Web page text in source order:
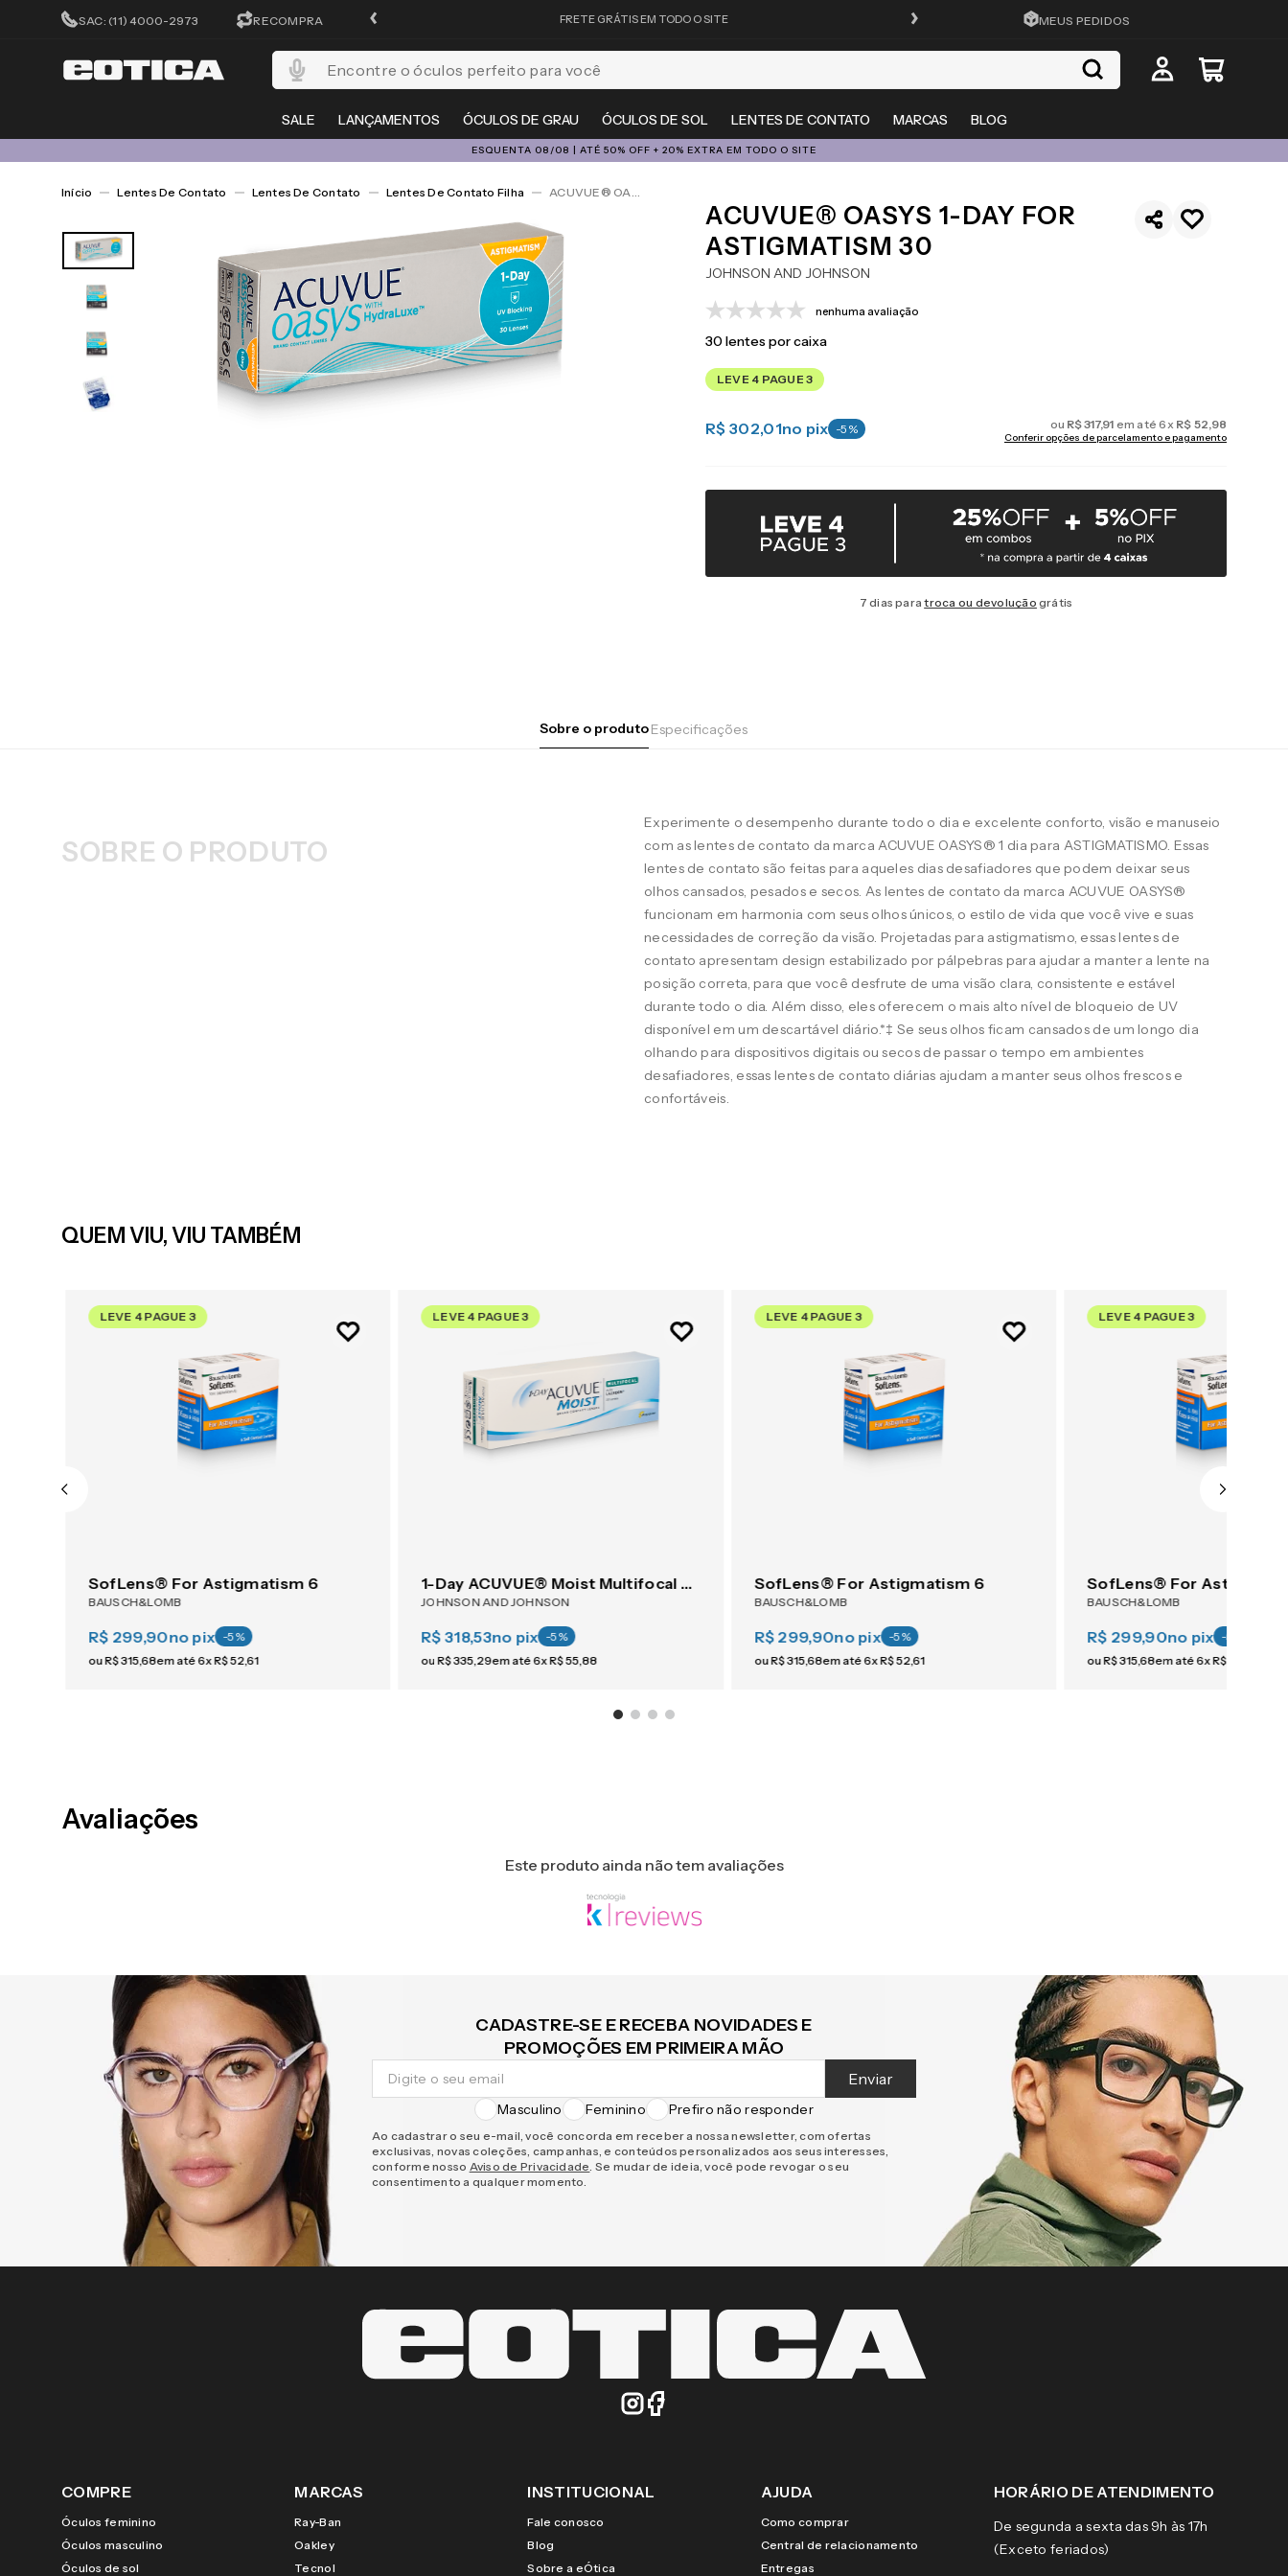
SAC: (11) 4000-2973 RECOMPRA
CADASTRA-SE E GANHE 15%OFF FRETE GRÁTIS EM TODO O SITE ATÉ 10X SEM JUROS
MEUS PEDIDOS
SALE LANÇAMENTOS ÓCULOS DE GRAU ÓCULOS DE SOL LENTES DE CONTATO MARCAS BLOG
Encontre o óculos perfeito para você
ESQUENTA 08/08 | ATÉ 50% OFF + 20% EXTRA EM TODO O SITE
Lentes De Contato Lentes De Contato Lentes De Contato Filha ACUVUE® OASYS 1-Day For Astigmatism 30
ACUVUE® OASYS 1-DAY FOR
ASTIGMATISM 30
JOHNSON AND JOHNSON
nenhuma avaliação
30lentes por caixa
LEVE 4 PAGUE 3
R$ 302,01no pix -5 % ou R$317,91 em até6x R$ 52,98
Conferir opções de parcelamento e pagamento
7 dias paratroca ou devolução grátis
Sobre o produtoEspecificações
SOBRE O PRODUTO
Experimente o desempenho durante todo o dia e excelente conforto, visão e manuseio
com as lentes de contato da marca ACUVUE OASYS® 1 dia para ASTIGMATISMO. Essas
lentes de contato são feitas para aqueles dias desafiadores que podem deixar seus
olhos cansados, pesados e secos. As lentes de contato da marca ACUVUE OASYS®
funcionam em harmonia com seus olhos únicos, o estilo de vida que você vive e suas
necessidades de correção da visão. Projetadas para astigmatismo, essas lentes de
contato apresentam design estabilizado por pálpebras para ajudar a manter a lente na
posição correta, para que você desfrute de uma visão clara, consistente e estável
durante todo o dia. Além disso, eles oferecem o mais alto nível de bloqueio de UV
disponível em um descartável diário.*‡ Se seus olhos ficam cansados de um longo dia
olhando para dispositivos digitais ou secos de passar o tempo em ambientes
desafiadores, essas lentes de contato diárias ajudam a manter seus olhos frescos e
confortáveis.
QUEM VIU, VIU TAMBÉM
LEVE 4 PAGUE 3
SofLens® For Astigmatism 6
BAUSCH&LOMB
R$ 299,90no pix -5%
ouR$315,68em até6xR$52,61
LEVE 4 PAGUE 3
1-Day ACUVUE® Moist Multifocal 30
JOHNSON AND JOHNSON
R$ 318,53no pix -5%
ouR$335 29em até6xR$55 ,88
LEVE 4 PAGUE 3
SofLens® For Astigmatism 6
BAUSCH&LOMB
R$ 299,90no pix -5%
ouR$315,68em até6xR$52,61
LEVE 4 PAGUE 3
SofLens® For
BAUSCH&LOMB
R$ 299,90no pix -5
ouR$315,68em até6xR$
Avaliações
Este produto ainda não tem avaliações
CADASTRE-SE E RECEBA NOVIDADES E
PROMOÇÕES EM PRIMEIRA MÃO
Enviar
Masculino Feminino Prefiro não responder
Ao cadastrar o seu e-mail, você concorda em receber a nossa newsletter, com ofertas
exclusivas, novas coleções, campanhas, e conteúdos personalizados aos seus interesses,
conforme nosso Aviso de Privacidade. Se mudar de ideia, você pode revogar o seu
consentimento a qualquer momento.
COMPRE
Óculos feminino
Óculos masculino
Óculos de sol
MARCAS
Ray-Ban
Oakley
Tecnol
INSTITUCIONAL
Fale conosco
Blog
Sobre a eÓtica
AJUDA
Como comprar
Central de relacionamento
Entregas
HORÁRIO DE ATENDIMENTO
De segunda a sexta das 9h às 17h
(Exceto feriados)